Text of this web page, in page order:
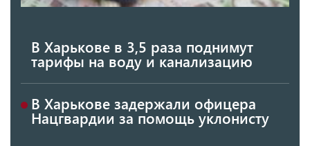
В Харькове в 3,5 раза поднимут
тарифы на воду и канализацию
В Харькове задержали офицера
Нацгвардии за помощь уклонисту